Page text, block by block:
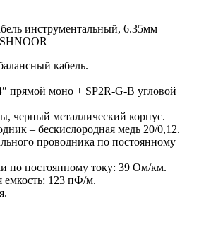
инструментальный, 6.35мм
кабель.
прямой моно + SP2R-G-B угловой
черный металлический корпус.
– бескислородная медь 20/0,12.
проводника по постоянному
по постоянному току: 39 Ом/км.
емкость: 123 пФ/м.